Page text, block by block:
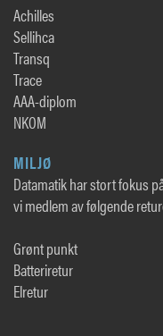
Achilles
Sellihca
Transq
Trace
AAA-diplom
NKOM
MILJØ
Datamatik har stort fokus
vi medlem av følgende
Grønt punkt
Batteriretur
Elretur